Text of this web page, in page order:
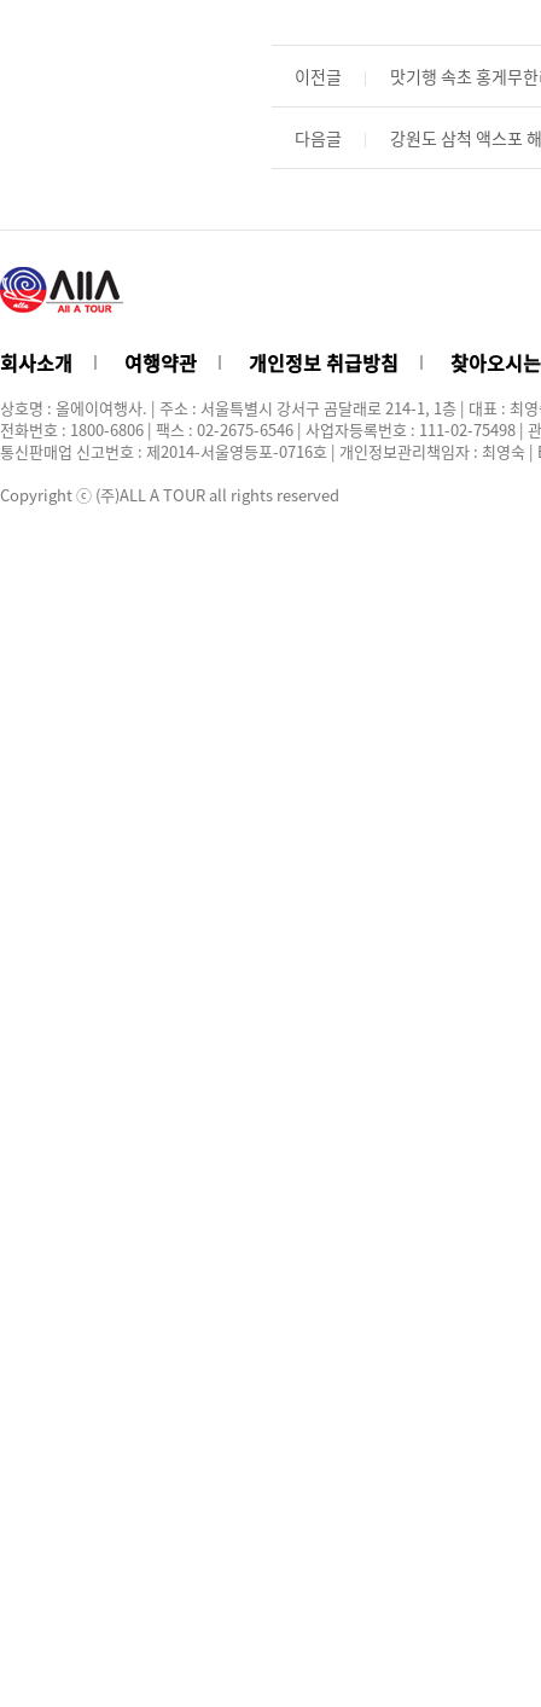
이전글 맛기행 속초 홍게무
다음글 강원도 삼척 액스포
회사소개 여행약관 개인정보 취급방침 찾아오시
상호명 : 올에이여행사. | 주소 : 서울특별시 강서구 곰달래로 214-1, 1층 | 대표 : 최
전화번호 : 1800-6806 | 팩스 : 02-2675-6546 | 사업자등록번호 : 111-02-75498 |
통신판매업 신고번호 : 제2014-서울영등포-0716호 | 개인정보관리책임자 : 최영
Copyright ⓒ (주)ALL A TOUR all rights reserved